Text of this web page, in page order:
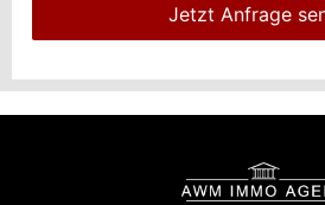
Jetzt Anfrage